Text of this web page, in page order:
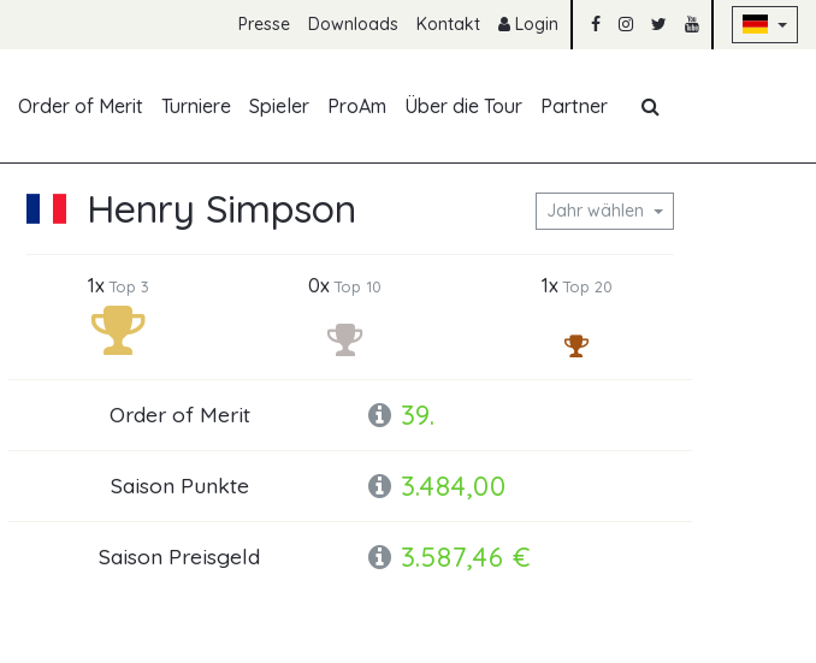
Presse Downloads Kontakt Login
Order of Merit Turniere Spieler ProAm Über die Tour Partner
Henry Simpson Jahr wählen
1xTop 3 0xTop 10 1xTop 20
Order of Merit 39.
Saison Punkte 3.484,00
Saison Preisgeld 3.587,46 €